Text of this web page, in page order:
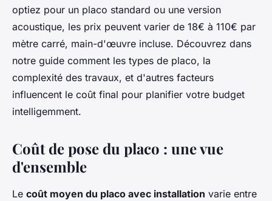
optiez pour un placo standard ou une version
acoustique, les prix peuvent varier de 18€ à 110€ par
mètre carré, main-d'œuvre incluse. Découvrez dans
notre guide comment les types de placo, la
complexité des travaux, et d'autres facteurs
influencent le coût final pour planifier votre budget
intelligemment.
Coût de pose du placo : une vue
d'ensemble
Le coût moyen du placo avec installation varie entre